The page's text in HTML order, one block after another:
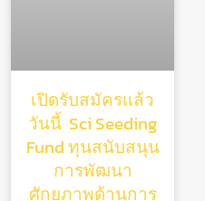
เปิดรับสมัครแล้ว
วันนี้ Sci Seeding
Fund ทุนสนับสนุน
การพัฒนา
ศักยภาพด้านการ